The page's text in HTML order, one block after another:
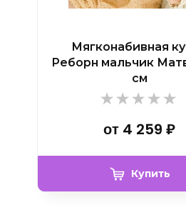
Мягконабивная
Реборн мальчик
см
от 4 259 ₽
Купить